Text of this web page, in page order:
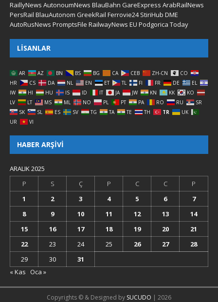
RaillyNews AutonoumNews BlauBahn GareExpress ArabRailNews
PersRail BlauAutonom GreekRail Ferrovie24 StiriHub DME
AutoRusNews PromptsFile RailwayNews EU Podgorica Today
LISANLAR
AR AZ BN BS BG CA CEB ZH-CN
CO
HR
CS DA NL EN ET TL FI FR DE
EL
IW
HI HU IS ID IT JA JW KN KK
KO
LV
LT MS ML NO PL PT PA RO RU
SR
SK
SL ES SV TG TA TE TH TR
UK
UR
VI
HABER ARŞIVI
ARALIK 2025
P
S Ç P C C
P
1
2 3 4 5 6
7
8
9 10 11 12 13
14
15
16 17 18 19 20
21
22
23 24 25 26 27
28
29
30
31
« Kas
Oca »
Copyrights © & Designed by SUCUDO | 2026